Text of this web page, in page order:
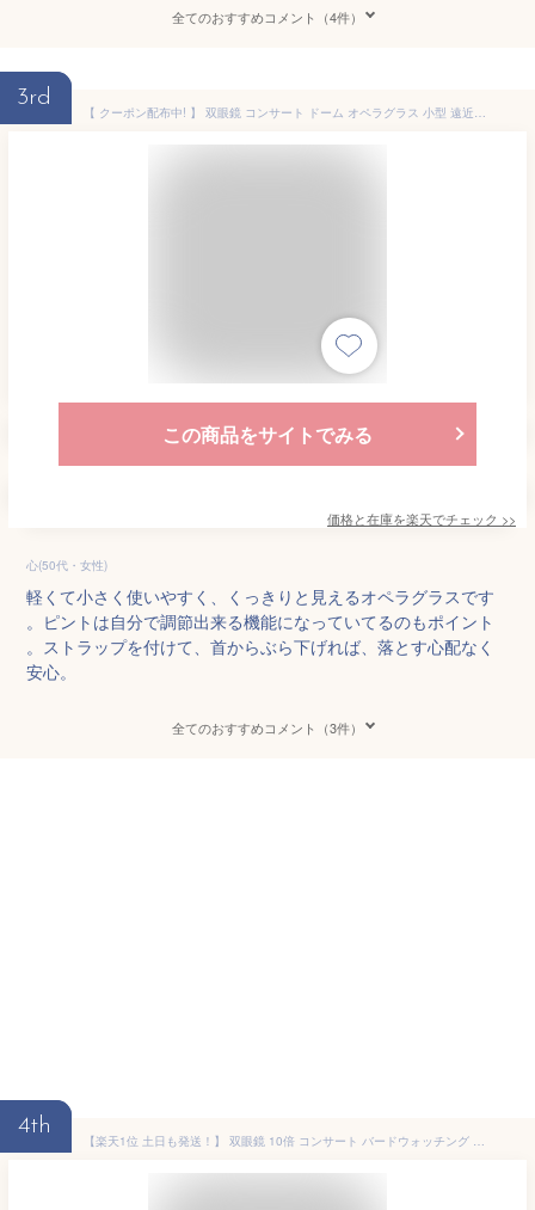
全てのおすすめコメント（4件）
3rd
【 クーポン配布中! 】 双眼鏡 コンサート ドーム オペラグラス 小型 遠近スコープ 小型望遠鏡 双眼望遠鏡 10倍 野球観戦 観劇 舞台鑑賞 遠足 旅行 登山 運動会 アウトドア ピント調節機能あり コンパクト 軽量 高性能 vi0456
この商品をサイトでみる
価格と在庫を楽天でチェック >>
心(50代・女性)
軽くて小さく使いやすく、くっきりと見えるオペラグラスです
。ピントは自分で調節出来る機能になっていてるのもポイント
。ストラップを付けて、首からぶら下げれば、落とす心配なく
安心。
全てのおすすめコメント（3件）
4th
【楽天1位 土日も発送！】 双眼鏡 10倍 コンサート バードウォッチング ライブ オペラグラス 小型 コンパクト ピント 調節 運動会 遠近スコープ 10倍 観戦 ライブ 舞台 手のひら ポロプリズム式 ズーム 鮮明 イベント 花火 子ども コンパクト ゴルフ 天体観測 RSL